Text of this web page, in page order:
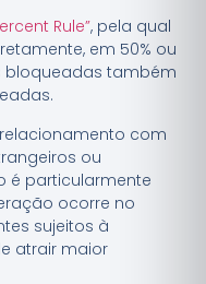
Rule”, pela qual
em 50% ou
bloqueadas também
com
ou
é particularmente
ocorre no
sujeitos à
atrair maior